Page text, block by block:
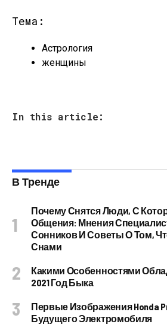
Тема:
Астрология
женщины
In this article:
В Тренде
Почему Снятся Люди, С
Общения: Мнения
Сонников И Советы О Том,
Снами
Какими Особенностями
2021 Год Быка
Первые Изображения Honda
Будущего Электромобиля